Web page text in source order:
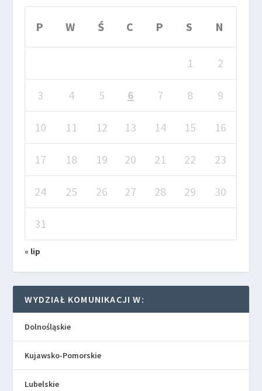
P W Ś C P S N
1 2
3 4 5 6 7 8 9
10 11 12 13 14 15 16
17 18 19 20 21 22 23
24 25 26 27 28 29 30
31
« lip
WYDZIAŁ KOMUNIKACJI W:
Dolnośląskie
Kujawsko-Pomorskie
Lubelskie